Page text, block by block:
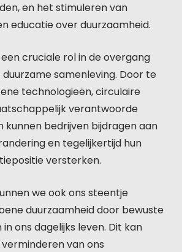
en het stimuleren van
educatie over duurzaamheid.
cruciale rol in de overgang
samenleving. Door te
technologieën, circulaire
verantwoorde
kunnen bedrijven bijdragen aan
en tegelijkertijd hun
versterken.
we ook ons steentje
duurzaamheid door bewuste
ons dagelijks leven. Dit kan
van ons